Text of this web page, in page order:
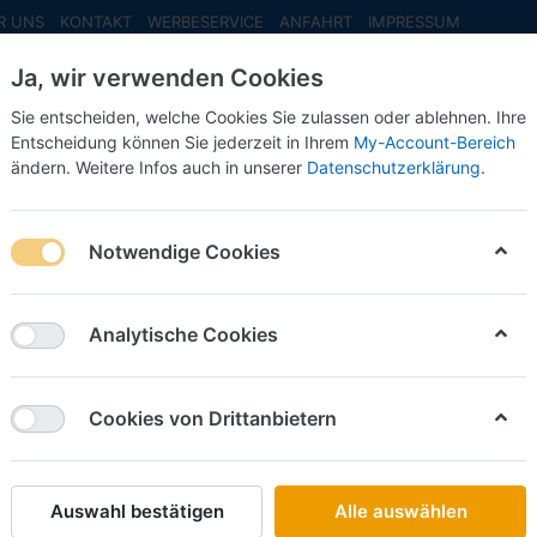
UNS KONTAKT WERBESERVICE ANFAHRT IMPRESSUM
INFO MAI NEU EINGETROFFEN NEUHEITEN
Postmuseumsshop
21
Sondermodelle des Postmuseumsshop bietet
Bei Interesse bitten wir daher um eine zeitnahe
nachName: A bis Z
Ja, wir verwenden Cookies
Sie entscheiden, welche Cookies Sie zulassen oder ablehnen. Ihre
Entscheidung können Sie jederzeit in Ihrem My-Account-Bereich
ändern. Weitere Infos auch in unserer Datenschutzerklärung.
Notwendige Cookies
Analytische Cookies
Cookies von Drittanbietern
Auswahl bestätigen Alle auswählen